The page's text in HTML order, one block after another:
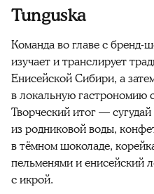
Tunguska
Команда во главе с
изучает и транслирует
Енисейской Сибири, а
в локальную гастрономию
Творческий итог —
из родниковой воды,
в тёмном шоколаде,
пельменями и енисейский
с икрой.